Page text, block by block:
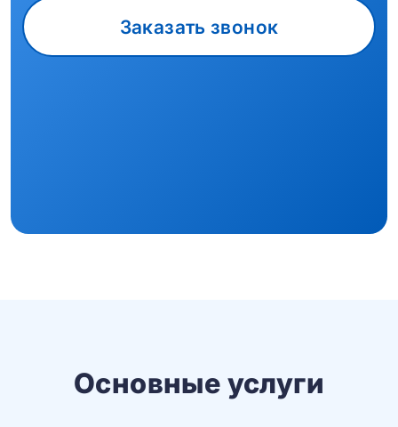
Заказать звонок
Основные услуги